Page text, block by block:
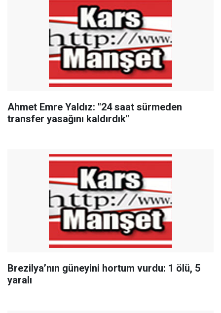
Ahmet Emre Yaldız: "24 saat sürmeden
transfer yasağını kaldırdık"
Brezilya’nın güneyini hortum vurdu: 1 ölü, 5
yaralı